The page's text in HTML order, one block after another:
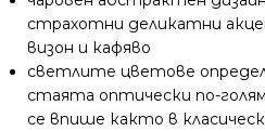
страхотни деликатни
визон и кафяво
светлите цветове
стаята оптически по-
се впише както в